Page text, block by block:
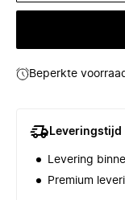
Beperkte
Leveringstijd
Levering
Premium